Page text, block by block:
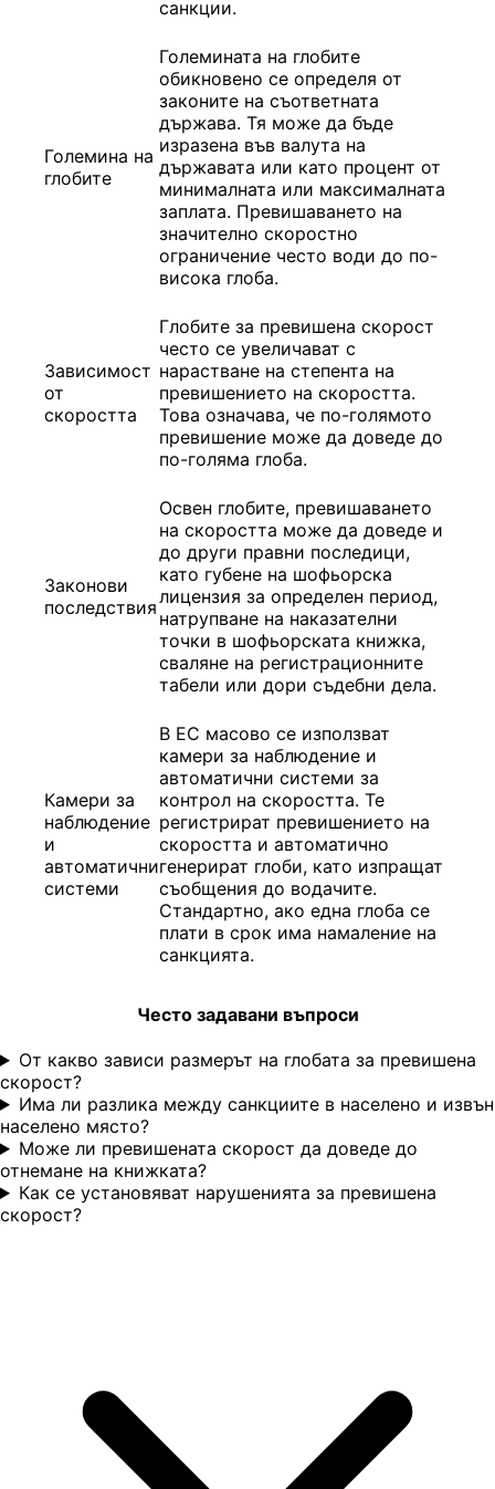
санкции.
Големина на
глобите
Големината на глобите
обикновено се определя от
законите на съответната
държава. Тя може да бъде
изразена във валута на
държавата или като процент от
минималната или максималната
заплата. Превишаването на
значително скоростно
ограничение често води до по-
висока глоба.
Зависимост
от
скоростта
Глобите за превишена скорост
често се увеличават с
нарастване на степента на
превишението на скоростта.
Това означава, че по-голямото
превишение може да доведе до
по-голяма глоба.
Законови
последствия
Освен глобите, превишаването
на скоростта може да доведе и
до други правни последици,
като губене на шофьорска
лицензия за определен период,
натрупване на наказателни
точки в шофьорската книжка,
сваляне на регистрационните
табели или дори съдебни дела.
Камери за
наблюдение
и
автоматични
системи
В ЕС масово се използват
камери за наблюдение и
автоматични системи за
контрол на скоростта. Те
регистрират превишението на
скоростта и автоматично
генерират глоби, като изпращат
съобщения до водачите.
Стандартно, ако една глоба се
плати в срок има намаление на
санкцията.
Често задавани въпроси
От какво зависи размерът на глобата за превишена
скорост?
Има ли разлика между санкциите в населено и извън
населено място?
Може ли превишената скорост да доведе до
отнемане на книжката?
Как се установяват нарушенията за превишена
скорост?